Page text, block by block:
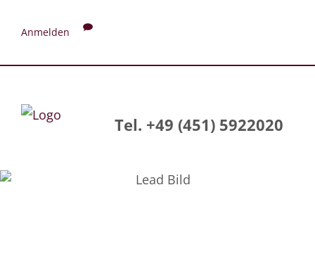
Anmelden
Tel. +49 (451) 5922020